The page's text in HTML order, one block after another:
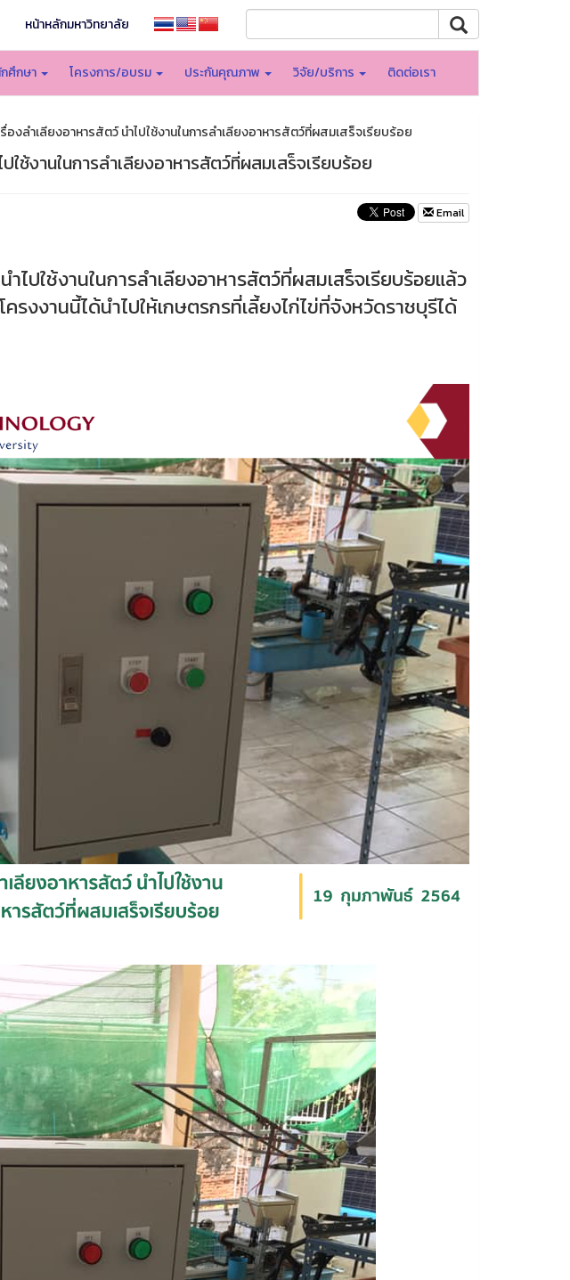
หน้าหลักมหาวิทยาลัย
ศึกษา โครงการ/อบรม ประกันคุณภาพ วิจัย/บริการ ติดต่อเรา
องลำเลียงอาหารสัตว์ นำไปใช้งานในการลำเลียงอาหารสัตว์ที่ผสมเสร็จเรียบร้อย
ใช้งานในการลำเลียงอาหารสัตว์ที่ผสมเสร็จเรียบร้อย
Email
ำไปใช้งานในการลำเลียงอาหารสัตว์ที่ผสมเสร็จเรียบร้อยแล้ว
ครงงานนี้ได้นำไปให้เกษตรกรที่เลี้ยงไก่ไข่ที่จังหวัดราชบุรีได้